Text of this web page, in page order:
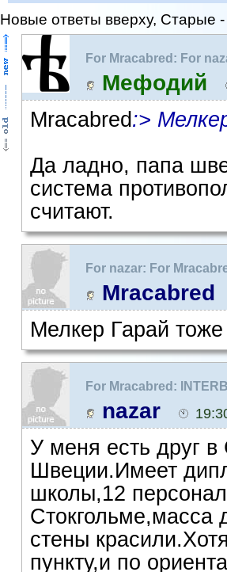
Новые ответы вверху, Старые -
For Mracabred: For
как фигура речи.
Мефодий
Mracabred:>
Да ладно, папа
система
считают.
For nazar: For
как фигура речи.
Mracabred
Мелкер Гарай
For Mracabred:
nazar
У меня есть друг в
Швеции.Имеет
школы,12
стены
пункту,и по